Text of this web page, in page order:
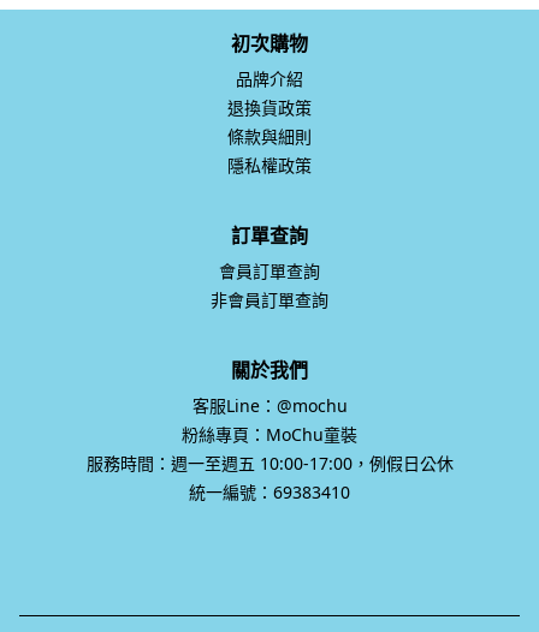
初次購物
品牌介紹
退換貨政策
條款與細則
隱私權政策
訂單查詢
會員訂單查詢
非會員訂單查詢
關於我們
客服Line：@mochu
粉絲專頁：MoChu童裝
服務時間：週一至週五 10:00-17:00，例假日公休
統一編號：69383410